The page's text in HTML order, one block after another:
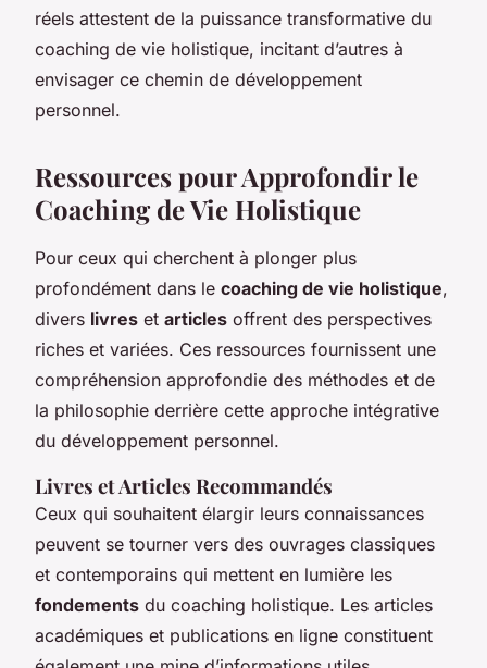
réels attestent de la puissance transformative du
coaching de vie holistique, incitant d’autres à
envisager ce chemin de développement
personnel.
Ressources pour Approfondir le
Coaching de Vie Holistique
Pour ceux qui cherchent à plonger plus
profondément dans le coaching de vie holistique,
divers livres et articles offrent des perspectives
riches et variées. Ces ressources fournissent une
compréhension approfondie des méthodes et de
la philosophie derrière cette approche intégrative
du développement personnel.
Livres et Articles Recommandés
Ceux qui souhaitent élargir leurs connaissances
peuvent se tourner vers des ouvrages classiques
et contemporains qui mettent en lumière les
fondements du coaching holistique. Les articles
académiques et publications en ligne constituent